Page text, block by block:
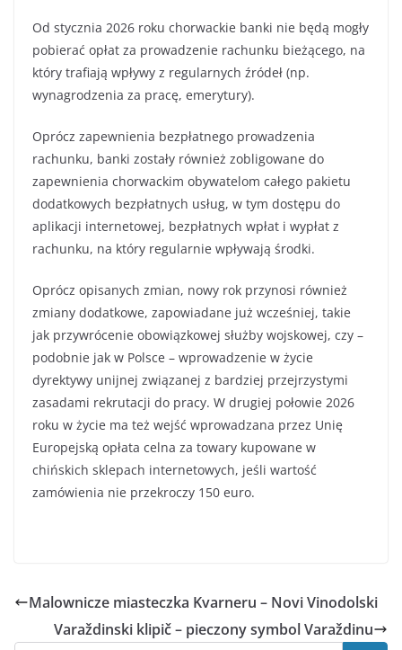
Od stycznia 2026 roku chorwackie banki nie będą mogły
pobierać opłat za prowadzenie rachunku bieżącego, na
który trafiają wpływy z regularnych źródeł (np.
wynagrodzenia za pracę, emerytury).
Oprócz zapewnienia bezpłatnego prowadzenia
rachunku, banki zostały również zobligowane do
zapewnienia chorwackim obywatelom całego pakietu
dodatkowych bezpłatnych usług, w tym dostępu do
aplikacji internetowej, bezpłatnych wpłat i wypłat z
rachunku, na który regularnie wpływają środki.
Oprócz opisanych zmian, nowy rok przynosi również
zmiany dodatkowe, zapowiadane już wcześniej, takie
jak przywrócenie obowiązkowej służby wojskowej, czy –
podobnie jak w Polsce – wprowadzenie w życie
dyrektywy unijnej związanej z bardziej przejrzystymi
zasadami rekrutacji do pracy. W drugiej połowie 2026
roku w życie ma też wejść wprowadzana przez Unię
Europejską opłata celna za towary kupowane w
chińskich sklepach internetowych, jeśli wartość
zamówienia nie przekroczy 150 euro.
Malownicze miasteczka Kvarneru – Novi Vinodolski
Varaždinski klipič – pieczony symbol Varaždinu